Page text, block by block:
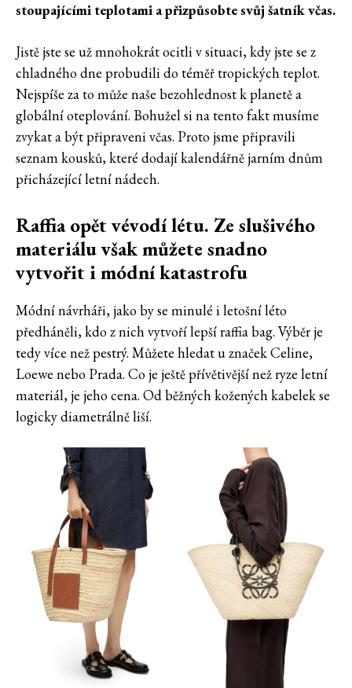
stoupajícími teplotami a přizpůsobte svůj šatník včas.
Jistě jste se už mnohokrát ocitli v situaci, kdy jste se z
chladného dne probudili do téměř tropických teplot.
Nejspíše za to může naše bezohlednost k planetě a
globální oteplování. Bohužel si na tento fakt musíme
zvykat a být připraveni včas. Proto jsme připravili
seznam kousků, které dodají kalendářně jarním dnům
přicházející letní nádech.
Raffia opět vévodí létu. Ze slušivého
materiálu však můžetesnadno
vytvořit i módní katastrofu
Módní návrháři, jako by se minulé i letošní léto
předháněli, kdo z nich vytvoří lepší raffia bag. Výběr je
tedy více než pestrý. Můžete hledat u značek Celine,
Loewe nebo Prada. Co je ještě přívětivější než ryze letní
materiál, je jeho cena. Od běžných kožených kabelek se
logicky diametrálně liší.